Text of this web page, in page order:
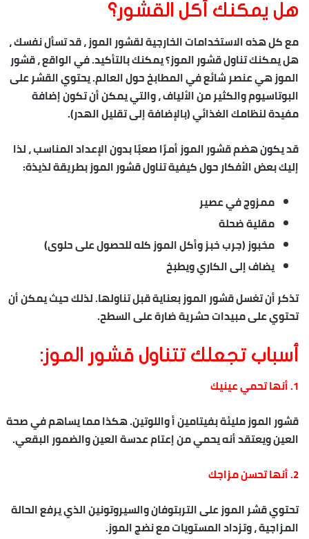
هل يمكنك أكل القشور؟
مع كل هذه الاستخدامات الخارجية لقشور الموز ، قد تسأل نفسك ،
هل يمكنك تناول قشور الموز؟ يمكنك بالتأكيد. في الواقع ، قشور
الموز هي عنصر شائع في المطابخ حول العالم. يحتوي القشر على
البوتاسيوم والكثير من الألياف ، والتي يمكن أن تكون إضافة
مفيدة لنظامك الغذائي (بالإضافة إلى تقليل الهدر).
قد يكون هضم قشور الموز أمرًا صعبًا بدون الإعداد المناسب ، لذا
إليك بعض الأفكار حول كيفية تناول قشور الموز بطريقة لذيذة:
ممزوج في عصير
مقلية ضحلة
مخبوز (جرب خبز وأكل الموز كله للحصول على حلوى)
يضاف إلى الكاري ويطبخ
تذكر أن تغسل قشور الموز بعناية قبل تناولها. لذلك حيث يمكن أن
تحتوي على مبيدات حشرية ضارة على السطح.
أسباب تجعلك تتناول قشور الموز:
1. أنها تحمي عينيك
قشور الموز مليئة بفيتامين أ واللوتين. هكذا مما يساهم في صحة
العين ويعتقد أنه يحمي من إعتام عدسة العين والضمور البقعي.
2. أنها تحسن مزاجك
تحتوي قشر الموز على التربتوفان والسيروتونين الذي يرفع الحالة
المزاجية ، وتزداد المستويات مع نضج الموز.